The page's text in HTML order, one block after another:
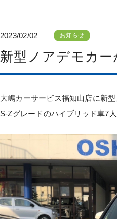
2023/02/02 お知らせ
新型ノアデモカ
大嶋カーサービス福知山店に新
S-Zグレードのハイブリッド車7